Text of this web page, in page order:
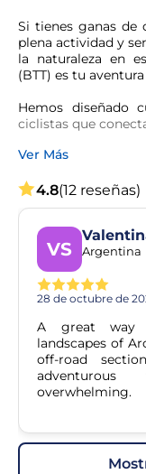
Si tienes ganas de
plena actividad y
la naturaleza en
(BTT) es tu
Hemos diseñado
ciclistas que
Ver Más
4.8(12 reseñas)
VS Argentina
28 de octubre de
A great way
landscapes of
off-road
overwhelming.